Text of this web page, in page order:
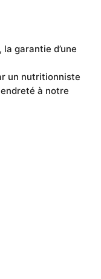
garantie d’une
un nutritionniste
à notre